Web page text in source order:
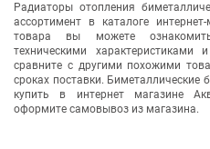
Радиаторы отопления
ассортимент в каталоге
товара вы можете
техническими
сравните с другими похожими
сроках поставки. Биметаллические
купить в интернет магазине
оформите самовывоз из магазина.